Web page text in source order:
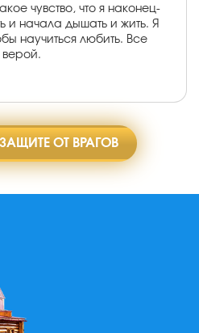
чувство, что я наконец-
и начала дышать и жить. Я
научиться любить. Все
верой.
ОТ ВРАГОВ